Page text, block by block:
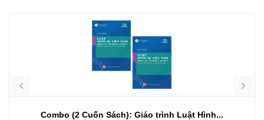
Combo (2 Cuốn Sách): Giáo trình Luật Hình...